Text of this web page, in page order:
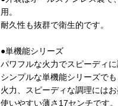
用。
耐久性も抜群で衛生的です。
●単機能シリーズ
パワフルな火力でスピーディ
シンプルな単機能シリーズで
火力、スピーディな調理にはお
使いやすい薄さ17センチです。